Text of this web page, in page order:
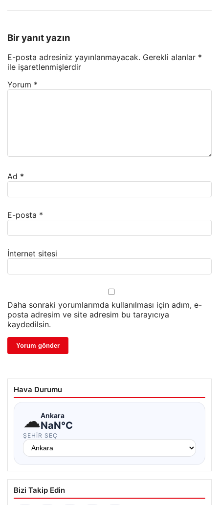
Bir yanıt yazın
E-posta adresiniz yayınlanmayacak. Gerekli alanlar *
ile işaretlenmişlerdir
Yorum *
Ad *
E-posta *
İnternet sitesi
Daha sonraki yorumlarımda kullanılması için adım, e-
posta adresim ve site adresim bu tarayıcıya
kaydedilsin.
Hava Durumu
☁Ankara
NaN°C
ŞEHIR SEÇ
Bizi Takip Edin